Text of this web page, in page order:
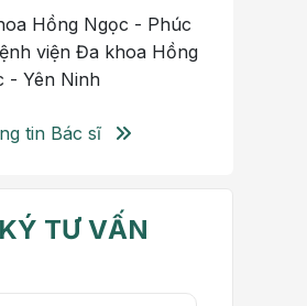
Hồng Ngọc - Phúc
viện Đa khoa Hồng
- Yên Ninh
tin Bác sĩ
TƯ VẤN